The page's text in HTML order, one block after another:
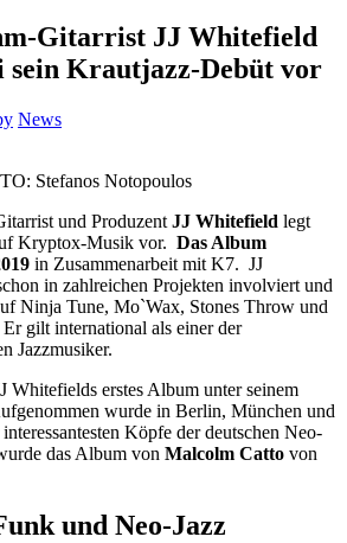
Gitarrist JJ Whitefield
sein Krautjazz-Debüt vor
News
Stefanos Notopoulos
und Produzent JJ Whitefield legt
Kryptox-Musik vor. Das Album
in Zusammenarbeit mit K7. JJ
in zahlreichen Projekten involviert und
Ninja Tune, Mo`Wax, Stones Throw und
gilt international als einer der
Jazzmusiker.
Whitefields erstes Album unter seinem
wurde in Berlin, München und
Köpfe der deutschen Neo-
das Album von Malcolm Catto von
und Neo-Jazz